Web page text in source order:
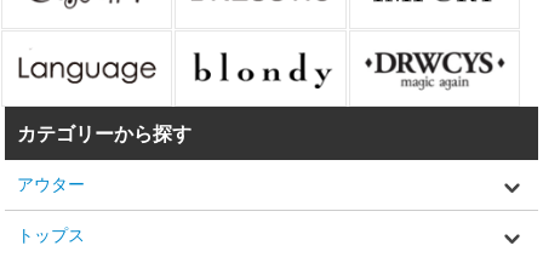
カテゴリーから探す
アウター
トップス